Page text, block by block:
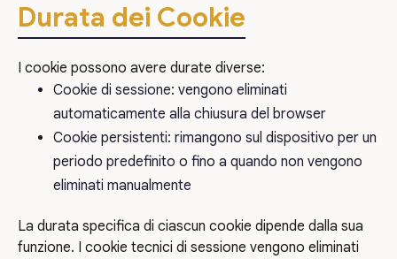
Durata dei Cookie
I cookie possono avere durate diverse:
Cookie di sessione: vengono eliminati
automaticamente alla chiusura del browser
Cookie persistenti: rimangono sul dispositivo per un
periodo predefinito o fino a quando non vengono
eliminati manualmente
La durata specifica di ciascun cookie dipende dalla sua
funzione. I cookie tecnici di sessione vengono eliminati